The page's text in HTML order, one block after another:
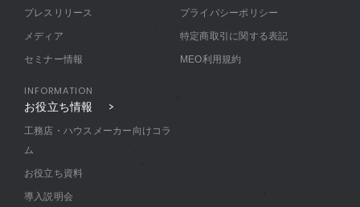
プレスリリース
メディア
セミナー情報
INFORMATION
お役立ち情報
工務店・ハウスメーカー向けコラ
ム
お役立ち資料
導入説明会
プライバシーポリシー
特定商取引に関する表記
MEO利用規約